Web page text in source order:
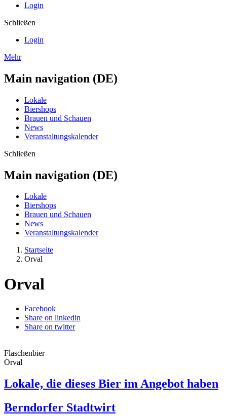
Login
Schließen
Login
Mehr
Main navigation (DE)
Lokale
Biershops
Brauen und Schauen
News
Veranstaltungskalender
Schließen
Main navigation (DE)
Lokale
Biershops
Brauen und Schauen
News
Veranstaltungskalender
Startseite
Orval
Orval
Facebook
Share on linkedin
Share on twitter
Flaschenbier
Orval
Lokale, die dieses Bier im Angebot haben
Berndorfer Stadtwirt